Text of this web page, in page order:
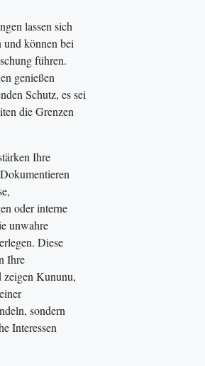
lassen sich
können bei
führen.
genießen
Schutz, es sei
die Grenzen
Ihre
oder interne
unwahre
Diese
Ihre
zeigen Kununu,
sondern
Interessen